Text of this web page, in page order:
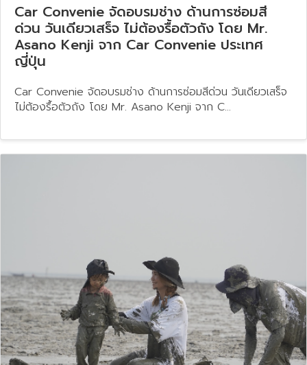
Car Convenie จัดอบรมช่าง ด้านการซ่อมสี
ด่วน วันเดียวเสร็จ ไม่ต้องรื้อตัวถัง โดย Mr.
Asano Kenji จาก Car Convenie ประเทศ
ญี่ปุ่น
Car Convenie จัดอบรมช่าง ด้านการซ่อมสีด่วน วันเดียวเสร็จ
ไม่ต้องรื้อตัวถัง โดย Mr. Asano Kenji จาก C...